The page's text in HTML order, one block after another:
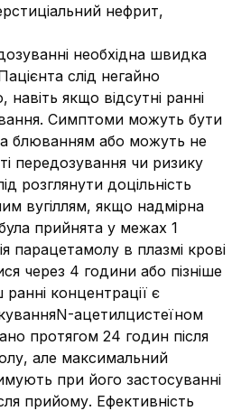
нефрит,
необхідна швидка
слід негайно
якщо відсутні ранні
Симптоми можуть бути
блюванням або можуть не
передозування чи ризику
розглянути доцільність
вугіллям, якщо надмірна
прийнята у межах 1
парацетамолу в плазмі крові
через 4 години або пізніше
концентрації є
ацетилцистеїном
протягом 24 годин після
але максимальний
при його застосуванні
прийому. Ефективність